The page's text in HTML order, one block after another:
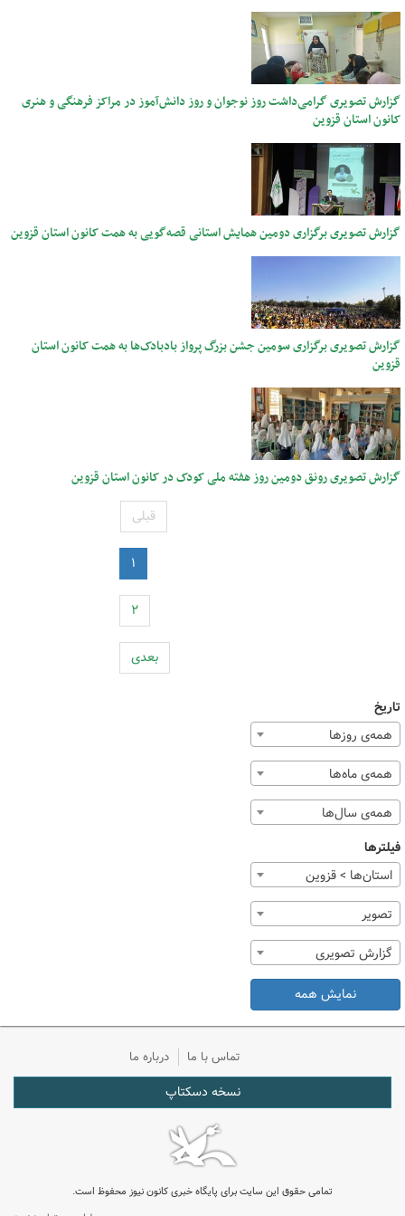
گزارش تصویری گرامی‌داشت روز نوجوان و روز دانش‌آموز در مراکز فرهنگی و هنری
کانون استان قزوین
گزارش تصویری برگزاری دومین همایش استانی قصه‌‍‌گویی به همت کانون استان قزوین
گزارش تصویری برگزاری سومین جشن بزرگ پرواز بادبادک‌ها به همت کانون استان
قزوین
گزارش تصویری رونق دومین روز هفته ملی کودک در کانون استان قزوین
قبلی
۱
۲
بعدی
تاریخ
همه‌ی روزها
همه‌ی ماه‌ها
همه‌ی سال‌ها
فیلترها
استان‌ها > قزوین
تصوير
گزارش تصویری
نمایش همه
تماس با ما درباره ما
نسخه دسکتاپ
تمامی حقوق این سایت برای پایگاه خبری کانون نیوز محفوظ است.